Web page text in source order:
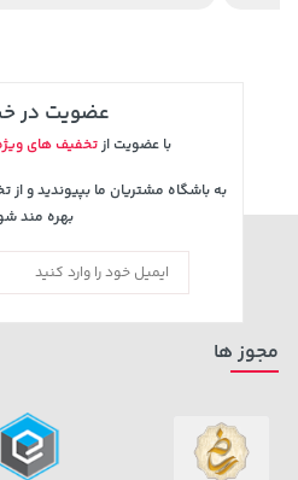
خرید
عضویت در
با عضویت ازتخفیف های
به باشگاه مشتریان ما بپیوندید و
بهره مند
مجوز ها